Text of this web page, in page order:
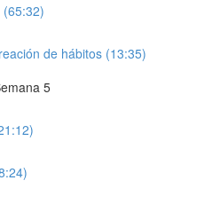
(65:32)
de hábitos (13:35)
5